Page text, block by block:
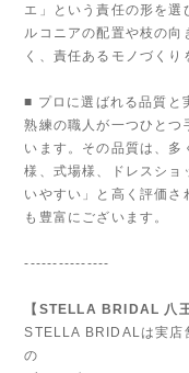
エ」という責任の形を選
ルコニアの配置や枝の向
く、責任あるモノづくり
■ プロに選ばれる品質と
熟練の職人が一つひとつ
います。その品質は、多
様、式場様、ドレスショ
いやすい」と高く評価さ
も豊富にございます。
---------------
【STELLA BRIDAL 八
STELLA BRIDALは実店
の